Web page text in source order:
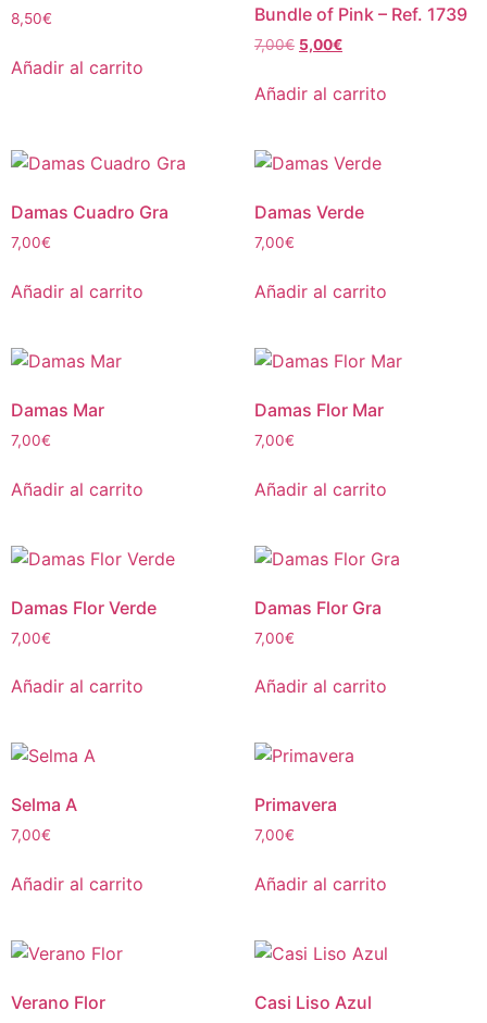
8,50€
Añadir al carrito
Bundle of Pink – Ref. 1739
7,00€ 5,00€
Añadir al carrito
Damas Cuadro Gra
7,00€
Añadir al carrito
Damas Verde
7,00€
Añadir al carrito
Damas Mar
7,00€
Añadir al carrito
Damas Flor Mar
7,00€
Añadir al carrito
Damas Flor Verde
7,00€
Añadir al carrito
Damas Flor Gra
7,00€
Añadir al carrito
Selma A
7,00€
Añadir al carrito
Primavera
7,00€
Añadir al carrito
Verano Flor Casi Liso Azul